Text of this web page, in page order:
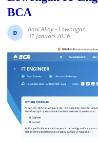
BCA
Bani Akoy-Lowongan
31 Januari 2026